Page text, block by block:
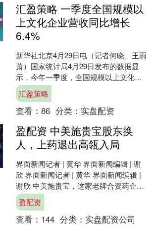
汇盈策略 一季度全国规模以
上文化企业营收同比增长
6.4%
新华社北京4月29日电（记者何晓、王雨
萧）国家统计局4月29日发布的数据显
示，今年一季度，全国规模以上文化及
相关产业企业实现营业收入35569亿元，
比上年同期增....
汇盈策略
查看： 86 分类： 实盘配资
盈配资 中美施贵宝股东换
人，上药退出高瓴入局
界面新闻记者 | 黄华 界面新闻编辑 | 谢
欣 界面新闻记者 | 黄华 界面新闻编辑 |
谢欣 中美施贵宝，这家老牌合资药企的
股权变动迎来结果。 4月29日，上....
盈配资
查看： 144 分类： 实盘配资公司